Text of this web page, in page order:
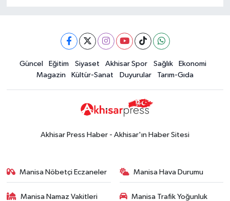
Güncel Eğitim Siyaset Akhisar Spor Sağlık
Ekonomi
Magazin
Kültür-Sanat Duyurular Tarım-Gıda
Akhisar Press Haber - Akhisar'ın Haber Sitesi
Manisa Nöbetçi Eczaneler Manisa Hava Durumu
Manisa Namaz Vakitleri Manisa Trafik Yoğunluk